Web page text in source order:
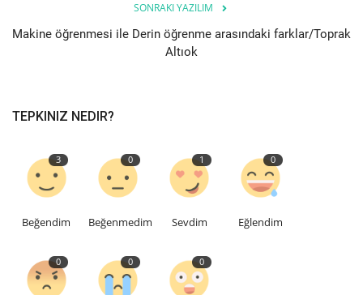
SONRAKI YAZILIM
Makine öğrenmesi ile Derin öğrenme arasındaki farklar/Toprak
Altıok
TEPKINIZ NEDIR?
3
Beğendim
0
Beğenmedim
1
Sevdim
0
Eğlendim
0 0 0